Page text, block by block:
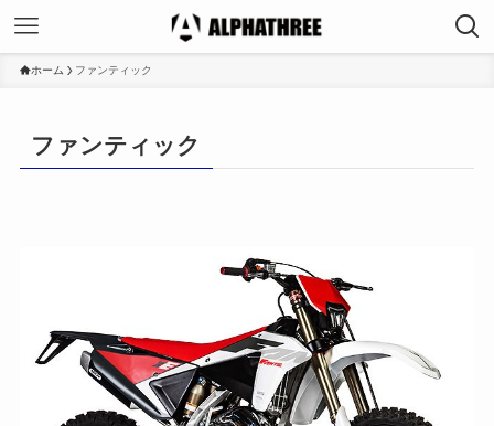
ホーム ファンティック
ファンティック